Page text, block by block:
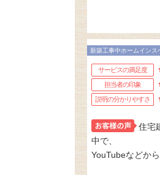
サービスの満足度
担当者の印象
説明の分かりやすさ
新築工事中ホームインス
住宅
中で、
YouTubeなどか